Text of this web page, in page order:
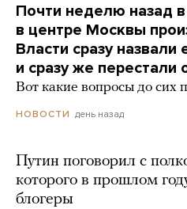
Почти неделю назад
в центре Москвы
Власти сразу
и сразу же перестали
Вот какие вопросы до сих
НОВОСТИ день назад
Путин поговорил с
которого в прошлом
блогеры